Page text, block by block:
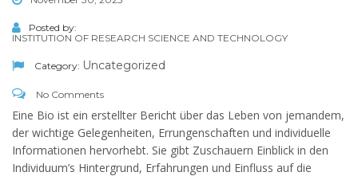
Posted by:
INSTITUTION OF RESEARCH SCIENCE AND TECHNOLOGY
Category: Uncategorized
No Comments
Eine Bio ist ein erstellter Bericht über das Leben von jemandem,
der wichtige Gelegenheiten, Errungenschaften und individuelle
Informationen hervorhebt. Sie gibt Zuschauern Einblick in den
Individuum’s Hintergrund, Erfahrungen und Einfluss auf die